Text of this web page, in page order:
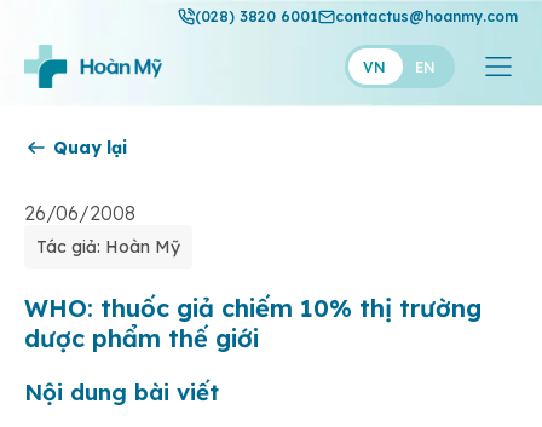
(028) 3820 6001 contactus@hoanmy.com
VN EN
Thuận Mỹ
Quay lại
26/06/2008
Tác giả: Hoàn Mỹ
WHO: thuốc giả chiếm 10% thị trường
dược phẩm thế giới
Nội dung bài viết